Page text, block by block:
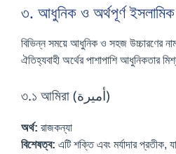
৩. আধুনিক ও অর্থপূর্ণ ইসলামিক
বিভিন্ন সময়ে আধুনিক ও সহজ উচ্চারণের
ঐতিহ্যবাহী অর্থের পাশাপাশি আধুনিকতার
৩.১ আমিরা (أميرة)
অর্থ: রাজকন্যা
বিশেষত্ব: এটি শক্তি এবং মর্যাদার প্রতীক,